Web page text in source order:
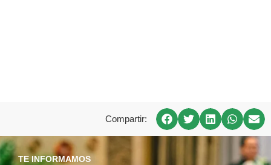
Compartir:
TE INFORMAMOS